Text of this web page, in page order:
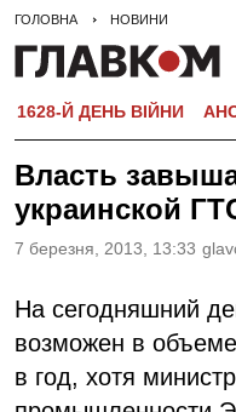
ГОЛОВНА НОВИНИ
1628-Й ДЕНЬ ВІЙНИ
Власть
украинской
7 березня, 2013, 13:33
На сегодняшний
возможен в
в год, хотя